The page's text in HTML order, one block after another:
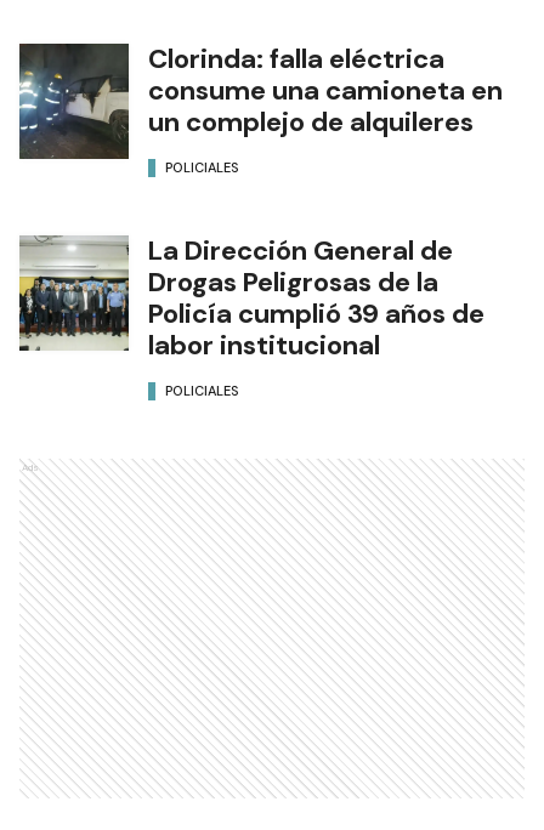
Clorinda: falla eléctrica
consume una camioneta en
un complejo de alquileres
POLICIALES
La Dirección General de
Drogas Peligrosas de la
Policía cumplió 39 años de
labor institucional
POLICIALES
Ads